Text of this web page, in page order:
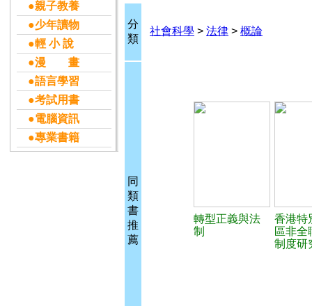
●親子教養
●少年讀物
●輕 小 說
●漫 畫
●語言學習
●考試用書
●電腦資訊
●專業書籍
分
類
社會科學 > 法律 > 概論
同
類
書
推
薦
轉型正義與法
制
香港特
區非全
制度研